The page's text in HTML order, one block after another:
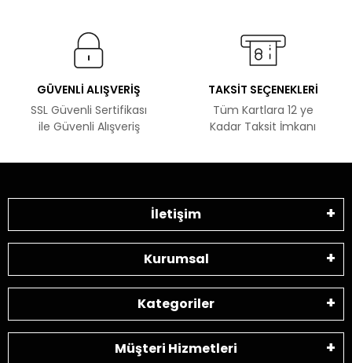
GÜVENLİ ALIŞVERİŞ
SSL Güvenli Sertifikası
ile Güvenli Alışveriş
TAKSİT SEÇENEKLERİ
Tüm Kartlara 12 ye
Kadar Taksit İmkanı
İletişim
Kurumsal
Kategoriler
Müşteri Hizmetleri